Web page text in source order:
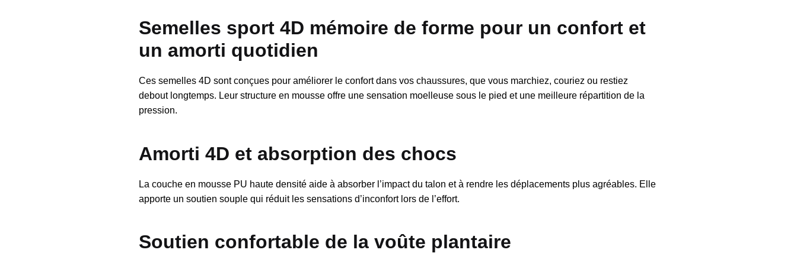
Semelles sport 4D mémoire de forme pour un confort et
un amorti quotidien
Ces semelles 4D sont conçues pour améliorer le confort dans vos chaussures, que vous marchiez, couriez ou restiez
debout longtemps. Leur structure en mousse offre une sensation moelleuse sous le pied et une meilleure répartition de la
pression.
Amorti 4D et absorption des chocs
La couche en mousse PU haute densité aide à absorber l’impact du talon et à rendre les déplacements plus agréables. Elle
apporte un soutien souple qui réduit les sensations d’inconfort lors de l’effort.
Soutien confortable de la voûte plantaire